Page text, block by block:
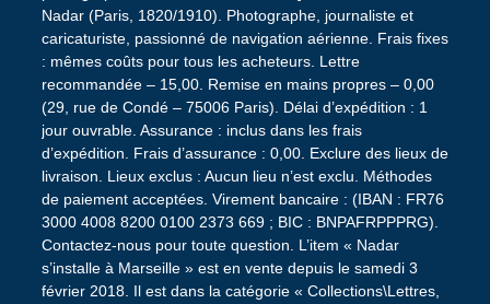
Nadar (Paris, 1820/1910). Photographe, journaliste et
caricaturiste, passionné de navigation aérienne. Frais fixes
: mêmes coûts pour tous les acheteurs. Lettre
recommandée – 15,00. Remise en mains propres – 0,00
(29, rue de Condé – 75006 Paris). Délai d’expédition : 1
jour ouvrable. Assurance : inclus dans les frais
d’expédition. Frais d’assurance : 0,00. Exclure des lieux de
livraison. Lieux exclus : Aucun lieu n’est exclu. Méthodes
de paiement acceptées. Virement bancaire : (IBAN : FR76
3000 4008 8200 0100 2373 669 ; BIC : BNPAFRPPPRG).
Contactez-nous pour toute question. L’item « Nadar
s’installe à Marseille » est en vente depuis le samedi 3
février 2018. Il est dans la catégorie « Collections\Lettres,